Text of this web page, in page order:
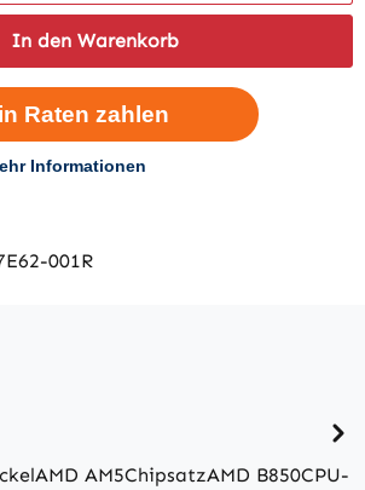
In den Warenkorb
001R
AM5ChipsatzAMD B850CPU-